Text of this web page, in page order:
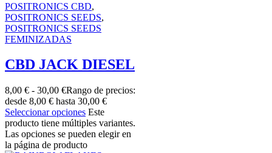
POSITRONICS CBD,
POSITRONICS SEEDS,
POSITRONICS SEEDS
FEMINIZADAS
CBD JACK DIESEL
8,00 € - 30,00 €Rango de precios:
desde 8,00 € hasta 30,00 €
Seleccionar opciones Este
producto tiene múltiples variantes.
Las opciones se pueden elegir en
la página de producto